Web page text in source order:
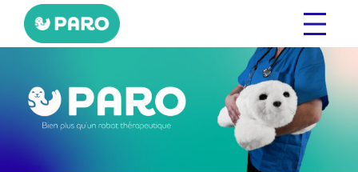
contenu